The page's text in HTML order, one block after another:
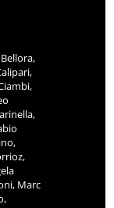
Marc